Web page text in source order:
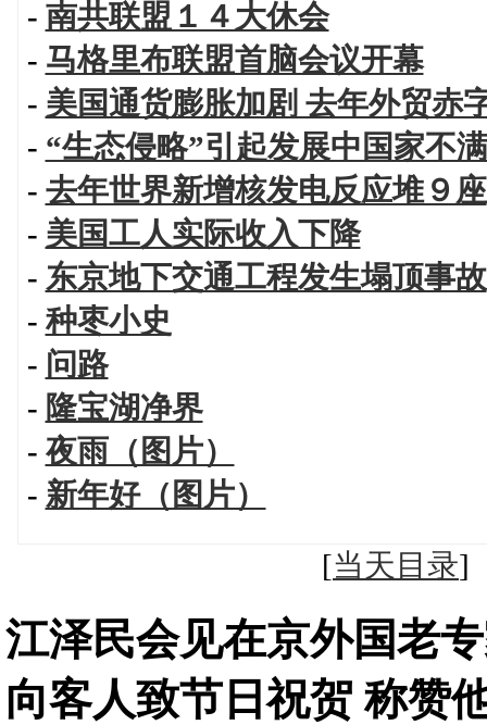
- 南共联盟１４大休会
- 马格里布联盟首脑会议开幕
- 美国通货膨胀加剧 去年外贸赤
- “生态侵略”引起发展中国家不满
- 去年世界新增核发电反应堆９座
- 美国工人实际收入下降
- 东京地下交通工程发生塌顶事故
- 种枣小史
- 问路
- 隆宝湖净界
- 夜雨（图片）
- 新年好（图片）
[当天目录
江泽民会见在京外国老
向客人致节日祝贺 称赞